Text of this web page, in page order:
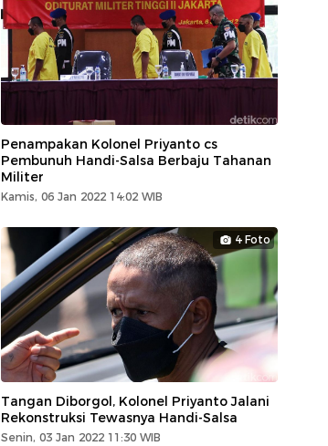
Penampakan Kolonel Priyanto cs
Pembunuh Handi-Salsa Berbaju Tahanan
Militer
Kamis, 06 Jan 2022 14:02 WIB
4 Foto
Tangan Diborgol, Kolonel Priyanto Jalani
Rekonstruksi Tewasnya Handi-Salsa
Senin, 03 Jan 2022 11:30 WIB